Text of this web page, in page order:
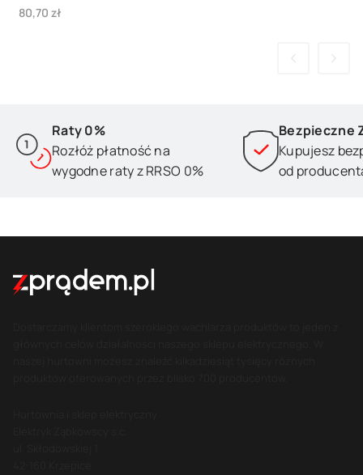
Cena
80,70 zł
Raty 0%
Rozłóż płatność na
wygodne raty z RRSO 0%
Bezpieczne
Kupujesz
od